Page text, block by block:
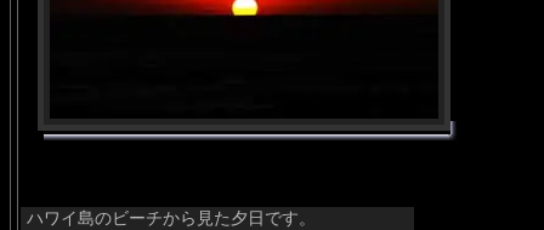
ハワイ島のビーチから見た夕日です。